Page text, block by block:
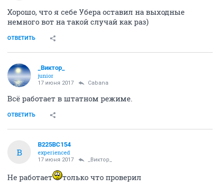
Хорошо, что я себе Убера оставил на выходные
немного вот на такой случай как раз)
ОТВЕТИТЬ
_Виктор_
juniоr
17 июня 2017 Cabana
Всё работает в штатном режиме.
ОТВЕТИТЬ
В
В225ВС154
experienced
17 июня 2017 _Виктор_
Не работает только что проверил